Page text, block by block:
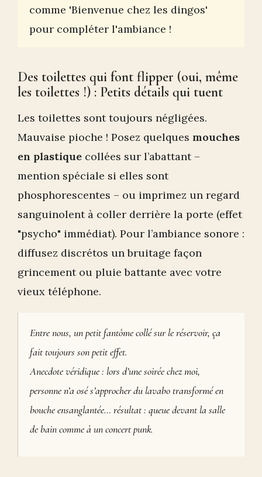
comme 'Bienvenue chez les dingos'
pour compléter l'ambiance !
Des toilettes qui font flipper (oui, même
les toilettes !) : Petits détails qui tuent
Les toilettes sont toujours négligées.
Mauvaise pioche ! Posez quelques mouches
en plastique collées sur l’abattant –
mention spéciale si elles sont
phosphorescentes – ou imprimez un regard
sanguinolent à coller derrière la porte (effet
"psycho" immédiat). Pour l’ambiance sonore :
diffusez discrétos un bruitage façon
grincement ou pluie battante avec votre
vieux téléphone.
Entre nous, un petit fantôme collé sur le réservoir, ça
fait toujours son petit effet.
Anecdote véridique : lors d’une soirée chez moi,
personne n’a osé s’approcher du lavabo transformé en
bouche ensanglantée… résultat : queue devant la salle
de bain comme à un concert punk.